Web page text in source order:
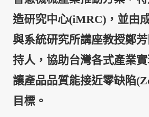
造研究中心(iMRC) ，並由
與系統研究所講座教授鄭
持人，協助台灣各式產業
讓產品品質能接近零缺陷
目標。